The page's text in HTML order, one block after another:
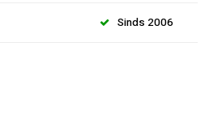
Sinds 2006